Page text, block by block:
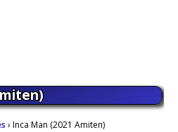
› Inca Man (2021 Amiten)